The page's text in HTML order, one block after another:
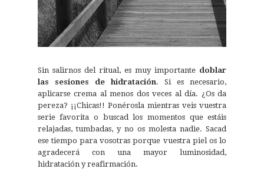
Sin salirnos del ritual, es muy importante doblar
las sesiones de hidratación. Si es necesario,
aplicarse crema al menos dos veces al día. ¿Os da
pereza? ¡¡Chicas!! Ponérosla mientras veis vuestra
serie favorita o buscad los momentos que estáis
relajadas, tumbadas, y no os molesta nadie. Sacad
ese tiempo para vosotras porque vuestra piel os lo
agradecerá con una mayor luminosidad,
hidratación y reafirmación.